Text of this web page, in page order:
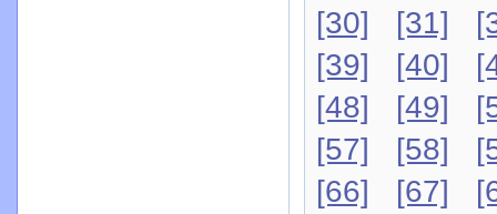
[30]
[31]
[39]
[40]
[48]
[49]
[57]
[58]
[66]
[67]